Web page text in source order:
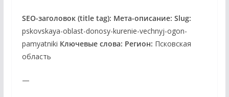
SEO-заголовок (title tag): Мета-описание: Slug:
pskovskaya-oblast-donosy-kurenie-vechnyj-ogon-
pamyatniki Ключевые слова: Регион: Псковская
область
—